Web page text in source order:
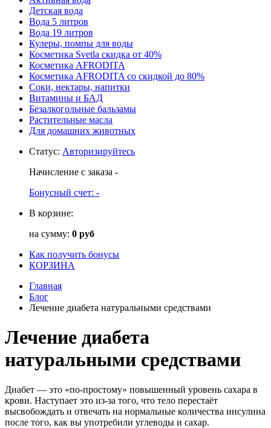
Детская вода
Вода 5 литров
Вода 19 литров
Кулеры, помпы для воды
Косметика Svetla скидка от 40%
Косметика AFRODITA
Косметика AFRODITA со скидкой до 80%
Соки, нектары, напитки
Витамины и БАД
Безалкогольные бальзамы
Растительные масла
Для домашних животных
Статус: Авторизируйтесь
Начисление с заказа -
Бонусный счет: -
В корзине:
на сумму: 0 руб
Как получить бонусы
КОРЗИНА
Главная
Блог
Лечение диабета натуральными средствами
Лечение диабета
натуральными средствами
Диабет — это «по-простому» повышенный уровень сахара в
крови. Наступает это из-за того, что тело перестаёт
высвобождать и отвечать на нормальные количества инсулина
после того, как вы употребили углеводы и сахар.